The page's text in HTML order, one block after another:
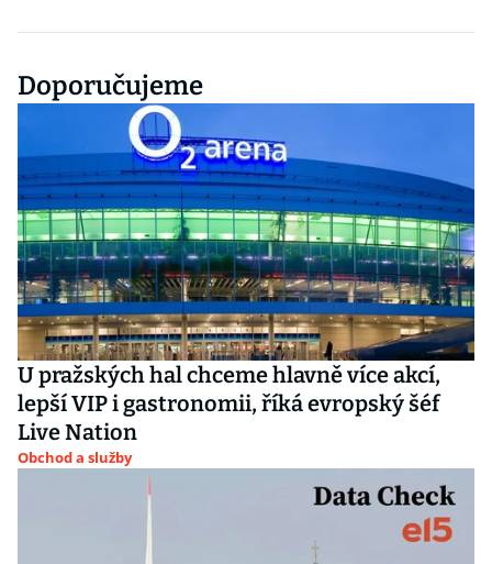
Doporučujeme
U pražských hal chceme hlavně více akcí,
lepší VIP i gastronomii, říká evropský šéf
Live Nation
Obchod a služby